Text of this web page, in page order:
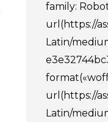
family:
url(https://
Latin/
url(https://
Latin/